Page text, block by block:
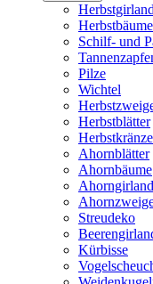
Herbstbäume
Schilf- und
Pilze
Wichtel
Herbstblätter
Herbstkränze
Ahornblätter
Ahornbäume
Streudeko
Kürbisse